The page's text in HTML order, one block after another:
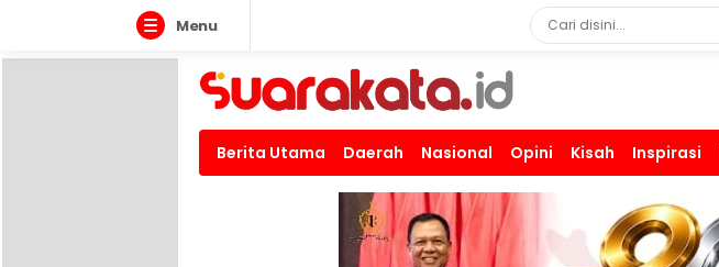
Menu
Berita Utama Daerah Nasional Opini Kisah Inspirasi